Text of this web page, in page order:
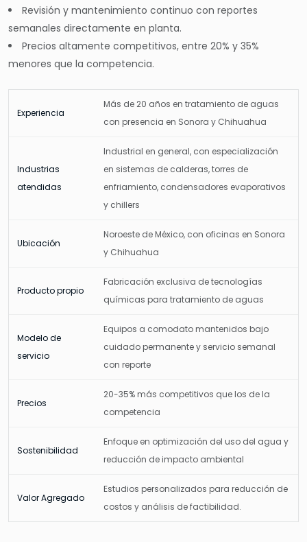
Revisión y mantenimiento continuo con reportes
semanales directamente en planta.
Precios altamente competitivos, entre 20% y 35%
menores que la competencia.
Experiencia
Más de 20 años en tratamiento de aguas
con presencia en Sonora y Chihuahua
Industrias
atendidas
Industrial en general, con especialización
en sistemas de calderas, torres de
enfriamiento, condensadores evaporativos
y chillers
Ubicación
Noroeste de México, con oficinas en Sonora
y Chihuahua
Producto propio
Fabricación exclusiva de tecnologías
químicas para tratamiento de aguas
Modelo de
servicio
Equipos a comodato mantenidos bajo
cuidado permanente y servicio semanal
con reporte
Precios
20-35% más competitivos que los de la
competencia
Sostenibilidad
Enfoque en optimización del uso del agua y
reducción de impacto ambiental
Valor Agregado
Estudios personalizados para reducción de
costos y análisis de factibilidad.